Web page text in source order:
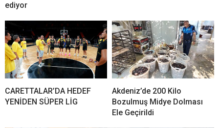
ediyor
CARETTALAR’DA HEDEF
YENİDEN SÜPER LİG
Akdeniz’de 200 Kilo
Bozulmuş Midye Dolması
Ele Geçirildi